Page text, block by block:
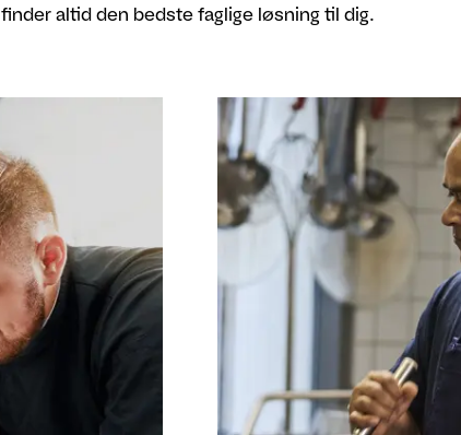
finder altid den bedste faglige løsning til dig.